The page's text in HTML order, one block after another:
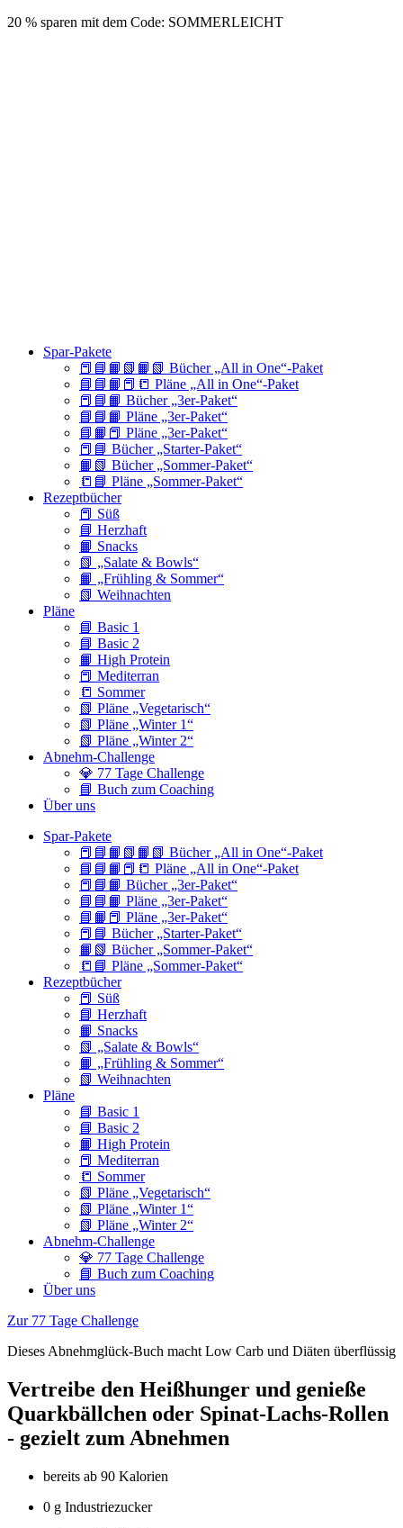
20 % sparen mit dem Code: SOMMERLEICHT
Spar-Pakete
📕📘📙📗📙📗 Bücher „All in One“-Paket
📘📘📙📕📒 Pläne „All in One“-Paket
📕📘📙 Bücher „3er-Paket“
📘📘📙 Pläne „3er-Paket“
📘📙📕 Pläne „3er-Paket“
📕📘 Bücher „Starter-Paket“
📙📗 Bücher „Sommer-Paket“
📒📘 Pläne „Sommer-Paket“
Rezeptbücher
📕 Süß
📘 Herzhaft
📙 Snacks
📗 „Salate & Bowls“
📙 „Frühling & Sommer“
📗 Weihnachten
Pläne
📘 Basic 1
📘 Basic 2
📙 High Protein
📕 Mediterran
📒 Sommer
📗 Pläne „Vegetarisch“
📗 Pläne „Winter 1“
📗 Pläne „Winter 2“
Abnehm-Challenge
💎 77 Tage Challenge
📘 Buch zum Coaching
Über uns
Spar-Pakete
📕📘📙📗📙📗 Bücher „All in One“-Paket
📘📘📙📕📒 Pläne „All in One“-Paket
📕📘📙 Bücher „3er-Paket“
📘📘📙 Pläne „3er-Paket“
📘📙📕 Pläne „3er-Paket“
📕📘 Bücher „Starter-Paket“
📙📗 Bücher „Sommer-Paket“
📒📘 Pläne „Sommer-Paket“
Rezeptbücher
📕 Süß
📘 Herzhaft
📙 Snacks
📗 „Salate & Bowls“
📙 „Frühling & Sommer“
📗 Weihnachten
Pläne
📘 Basic 1
📘 Basic 2
📙 High Protein
📕 Mediterran
📒 Sommer
📗 Pläne „Vegetarisch“
📗 Pläne „Winter 1“
📗 Pläne „Winter 2“
Abnehm-Challenge
💎 77 Tage Challenge
📘 Buch zum Coaching
Über uns
Zur 77 Tage Challenge
Dieses Abnehmglück-Buch macht Low Carb und Diäten überflüssig
Vertreibe den Heißhunger und genieße
Quarkbällchen oder Spinat-Lachs-Rollen
- gezielt zum Abnehmen
bereits ab 90 Kalorien
0 g Industriezucker